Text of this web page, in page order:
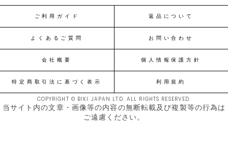
ご利用ガイド 返品について
よくあるご質問 お問い合わせ
会社概要 個人情報保護方針
特定商取引法に基づく表示 利用規約
COPYRIGHT © BIKI JAPAN LTD. ALL RIGHTS RESERVED.
当サイト内の文章・画像等の内容の無断転載及び複製等の行為は
ご遠慮ください。